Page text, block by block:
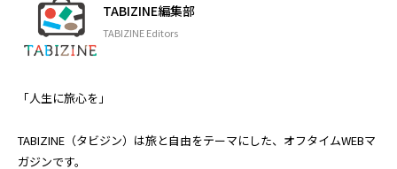
TABIZINE編集部
TABIZINE Editors
「人生に旅心を」
TABIZINE（タビジン）は旅と自由をテーマにした、オフタイムWEBマ
ガジンです。